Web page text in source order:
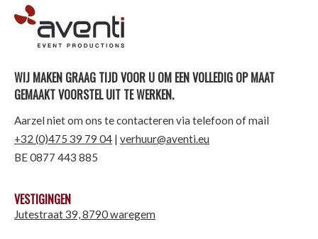
AVENTI | EVENT PRODUCTIONS
WIJ MAKEN GRAAG TIJD VOOR U OM EEN VOLLEDIG OP MAAT
GEMAAKT VOORSTEL UIT TE WERKEN.
Aarzel niet om ons te contacteren via telefoon of mail
+32 (0)475 39 79 04 | verhuur@aventi.eu
BE 0877 443 885
VESTIGINGEN
Jutestraat 39, 8790 waregem